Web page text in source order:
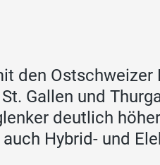
den Ostschweizer
Gallen und
deutlich
Hybrid- und